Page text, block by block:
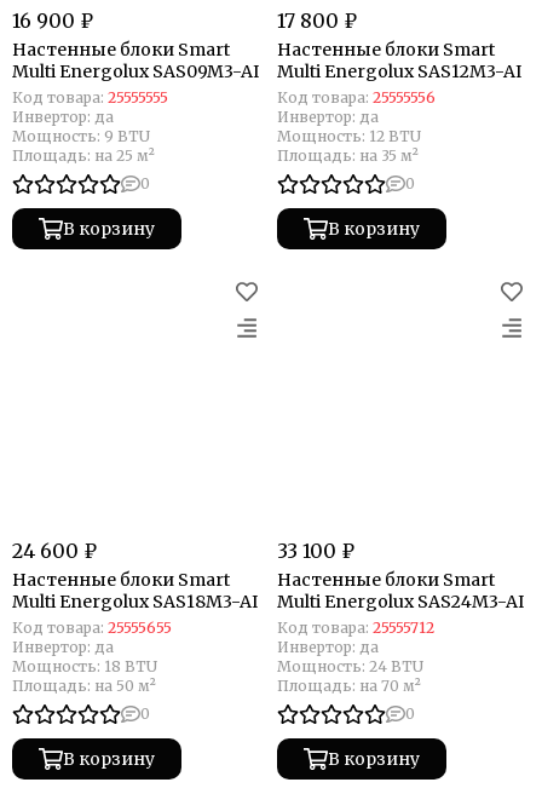
16 900 ₽
Настенные блоки Smart
Multi Energolux SAS09M3-AI
Код товара: 25555555
Инвертор: да
Мощность: 9 BTU
Площадь: на 25 м²
0
В корзину
17 800 ₽
Настенные блоки Smart
Multi Energolux SAS12M3-AI
Код товара: 25555556
Инвертор: да
Мощность: 12 BTU
Площадь: на 35 м²
0
В корзину
24 600 ₽
Настенные блоки Smart
Multi Energolux SAS18M3-AI
Код товара: 25555655
Инвертор: да
Мощность: 18 BTU
Площадь: на 50 м²
0
В корзину
33 100 ₽
Настенные блоки Smart
Multi Energolux SAS24M3-AI
Код товара: 25555712
Инвертор: да
Мощность: 24 BTU
Площадь: на 70 м²
0
В корзину